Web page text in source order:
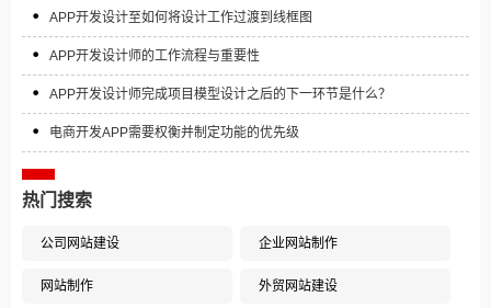
APP开发设计至如何将设计工作过渡到线框图
APP开发设计师的工作流程与重要性
APP开发设计师完成项目模型设计之后的下一环节是什么？
电商开发APP需要权衡并制定功能的优先级
热门搜索
公司网站建设 企业网站制作
网站制作 外贸网站建设